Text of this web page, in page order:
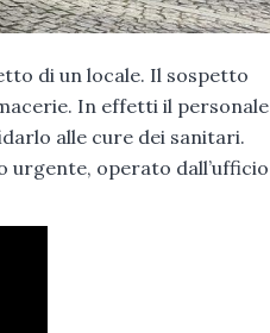
di un locale. Il sospetto
In effetti il personale
alle cure dei sanitari.
urgente, operato dall’ufficio